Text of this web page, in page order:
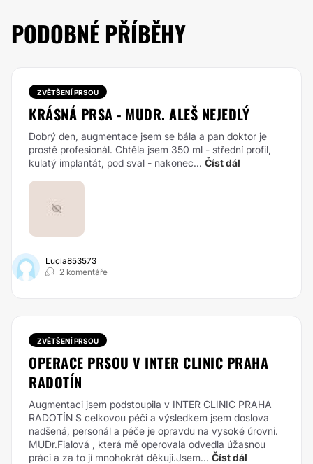
PODOBNÉ PŘÍBĚHY
ZVĚTŠENÍ PRSOU
KRÁSNÁ PRSA - MUDR. ALEŠ NEJEDLÝ
Dobrý den, augmentace jsem se bála a pan doktor je
prostě profesionál. Chtěla jsem 350 ml - střední profil,
kulatý implantát, pod sval - nakonec... Číst dál
Lucia853573
2 komentáře
ZVĚTŠENÍ PRSOU
OPERACE PRSOU V INTER CLINIC PRAHA
RADOTÍN
Augmentaci jsem podstoupila v INTER CLINIC PRAHA
RADOTÍN S celkovou péči a výsledkem jsem doslova
nadšená, personál a péče je opravdu na vysoké úrovni.
MUDr.Fialová , která mě operovala odvedla úžasnou
práci a za to jí mnohokrát děkuji.Jsem... Číst dál